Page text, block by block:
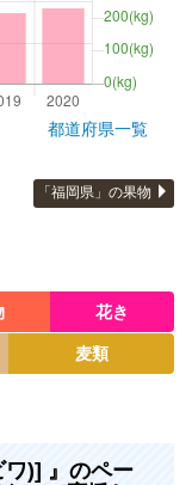
都道府県一覧
「福岡県」の果物
花き
麦類
ワ)] 』のペー